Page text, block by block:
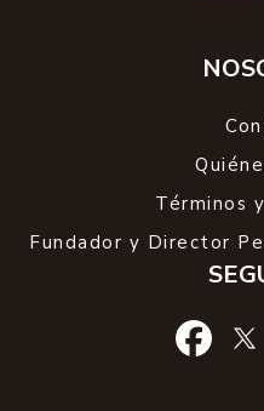
Términos
Fundador y Director